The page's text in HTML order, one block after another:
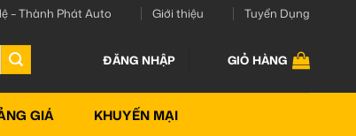
– Thành Phát Auto Giới thiệu Tuyển Dụng
ĐĂNG NHẬP GIỎ HÀNG
GIÁ KHUYẾN MẠI